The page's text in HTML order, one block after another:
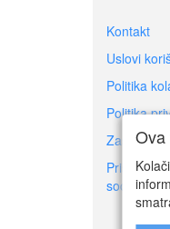
Kontakt
Uslovi
Politika
Politika
Zaštita
Prisoner's
social